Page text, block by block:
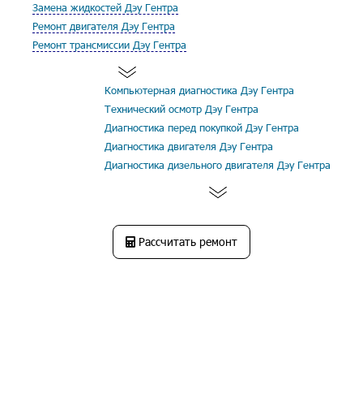
Замена жидкостей Дэу Гентра
Ремонт двигателя Дэу Гентра
Ремонт трансмиссии Дэу Гентра
Компьютерная диагностика Дэу Гентра
Технический осмотр Дэу Гентра
Диагностика перед покупкой Дэу Гентра
Диагностика двигателя Дэу Гентра
Диагностика дизельного двигателя Дэу Гентра
Рассчитать ремонт